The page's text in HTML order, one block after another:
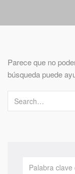
Parece que no
búsqueda puede